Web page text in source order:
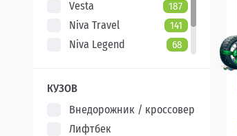
Vesta 187
Niva Travel 141
Niva Legend 68
Aura
КУЗОВ
Внедорожник / кроссовер
Лифтбек